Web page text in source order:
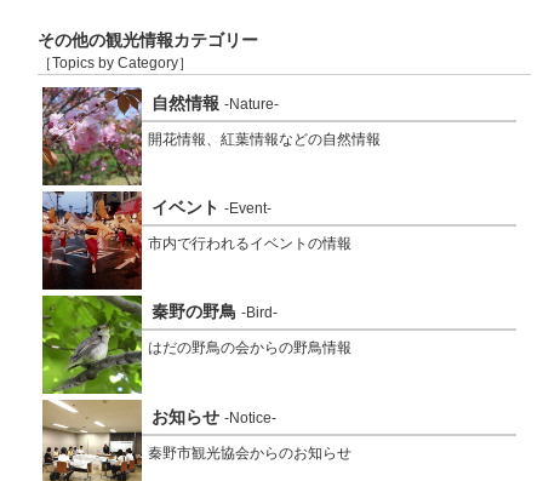
その他の観光情報カテゴリー
［Topics by Category］
自然情報 -Nature-
開花情報、紅葉情報などの自然情報
イベント -Event-
市内で行われるイベントの情報
秦野の野鳥 -Bird-
はだの野鳥の会からの野鳥情報
お知らせ -Notice-
秦野市観光協会からのお知らせ